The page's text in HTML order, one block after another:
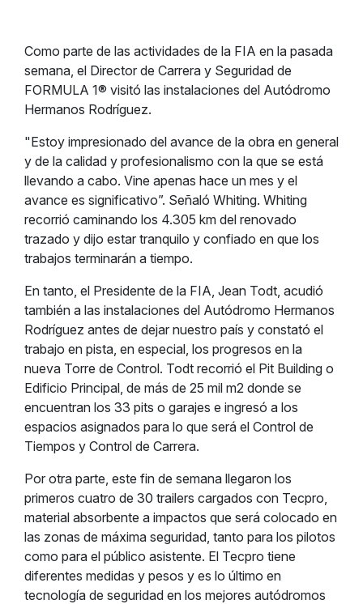
Como parte de las actividades de la FIA en la pasada
semana, el Director de Carrera y Seguridad de
FORMULA 1® visitó las instalaciones del Autódromo
Hermanos Rodríguez.
"Estoy impresionado del avance de la obra en general
y de la calidad y profesionalismo con la que se está
llevando a cabo. Vine apenas hace un mes y el
avance es significativo”. Señaló Whiting. Whiting
recorrió caminando los 4.305 km del renovado
trazado y dijo estar tranquilo y confiado en que los
trabajos terminarán a tiempo.
En tanto, el Presidente de la FIA, Jean Todt, acudió
también a las instalaciones del Autódromo Hermanos
Rodríguez antes de dejar nuestro país y constató el
trabajo en pista, en especial, los progresos en la
nueva Torre de Control. Todt recorrió el Pit Building o
Edificio Principal, de más de 25 mil m2 donde se
encuentran los 33 pits o garajes e ingresó a los
espacios asignados para lo que será el Control de
Tiempos y Control de Carrera.
Por otra parte, este fin de semana llegaron los
primeros cuatro de 30 trailers cargados con Tecpro,
material absorbente a impactos que será colocado en
las zonas de máxima seguridad, tanto para los pilotos
como para el público asistente. El Tecpro tiene
diferentes medidas y pesos y es lo último en
tecnología de seguridad en los mejores autódromos